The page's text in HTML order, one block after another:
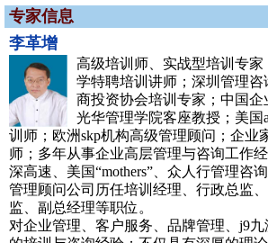
专家信息
李革增
高级培训师、实战型培训专
学特聘培训讲师；深圳管理
商投资协会培训专家；中国
光华管理学院客座教授；美国
训师；欧洲skp机构高级管理顾问；企业
师；多年从事企业高层管理与咨询工作经
深高速、美国“mothers”、众人行管理咨
管理顾问公司历任培训经理、行政总监
监、副总经理等职位。
对企业管理、客户服务、品牌管理、j9